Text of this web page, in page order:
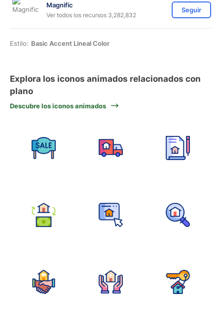
Magnific
Ver todos los recursos 3,282,832
Seguir
Estilo: Basic Accent Lineal Color
Explora los iconos animados relacionados con
plano
Descubre los iconos animados